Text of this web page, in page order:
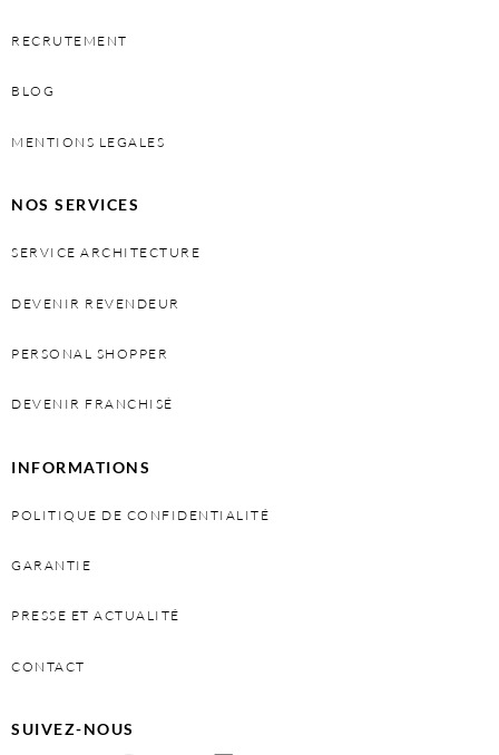
RECRUTEMENT
BLOG
MENTIONS LEGALES
NOS SERVICES
SERVICE ARCHITECTURE
DEVENIR REVENDEUR
PERSONAL SHOPPER
DEVENIR FRANCHISÉ
INFORMATIONS
POLITIQUE DE CONFIDENTIALITÉ
GARANTIE
PRESSE ET ACTUALITÉ
CONTACT
SUIVEZ-NOUS